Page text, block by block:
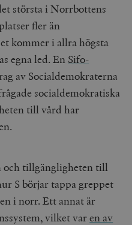
största i Norrbottens
fler än
kommer i allra högsta
egna led. En Sifo-
av Socialdemokraterna
socialdemokratiska
till vård har
och tillgängligheten till
S börjar tappa greppet
i norr. Ett annat är
vilket varen av